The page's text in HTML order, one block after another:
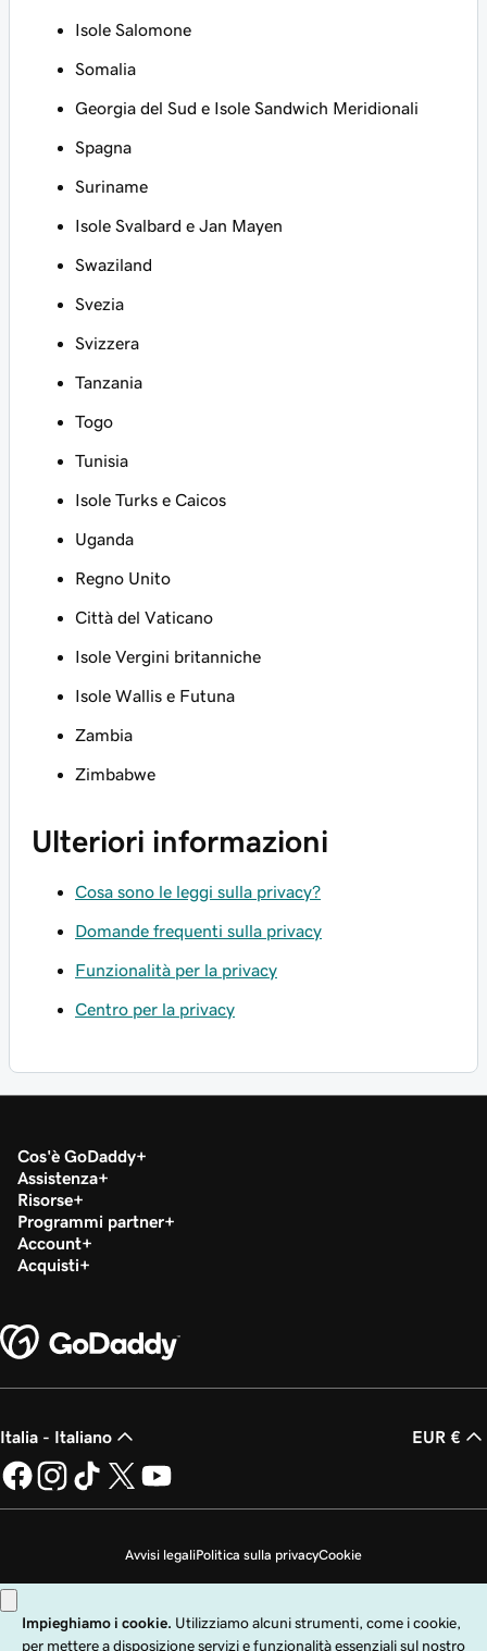
Isole Salomone
Somalia
Georgia del Sud e Isole Sandwich Meridionali
Spagna
Suriname
Isole Svalbard e Jan Mayen
Swaziland
Svezia
Svizzera
Tanzania
Togo
Tunisia
Isole Turks e Caicos
Uganda
Regno Unito
Città del Vaticano
Isole Vergini britanniche
Isole Wallis e Futuna
Zambia
Zimbabwe
Ulteriori informazioni
Cosa sono le leggi sulla privacy?
Domande frequenti sulla privacy
Funzionalità per la privacy
Centro per la privacy
Cos'è GoDaddy
Assistenza
Risorse
Programmi partner
Account
Acquisti
Italia - Italiano EUR €
Avvisi legaliPolitica sulla privacyCookie
Copyright © 1999 - 2026 GoDaddy Operating Company, LLC. Tutti i diritti